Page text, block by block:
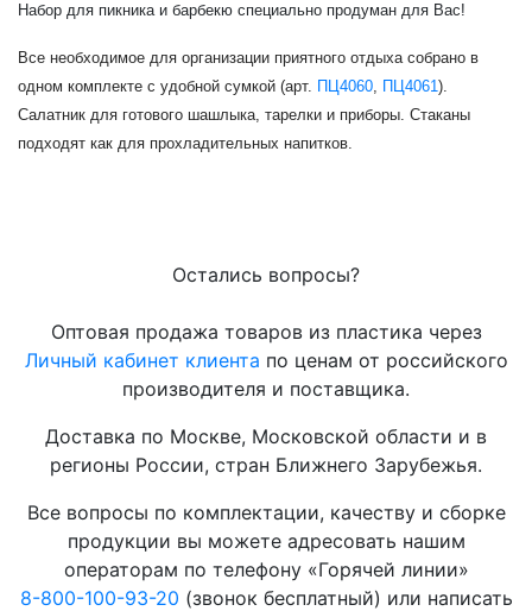
Набор для пикника и барбекю специально продуман для Вас!
Все необходимое для организации приятного отдыха собрано в
одном комплекте с удобной сумкой (арт. ПЦ4060, ПЦ4061).
Салатник для готового шашлыка, тарелки и приборы. Стаканы
подходят как для прохладительных напитков.
Остались вопросы?
Оптовая продажа товаров из пластика через
Личный кабинет клиента по ценам от российского
производителя и поставщика.
Доставка по Москве, Московской области и в
регионы России, стран Ближнего Зарубежья.
Все вопросы по комплектации, качеству и сборке
продукции вы можете адресовать нашим
операторам по телефону «Горячей линии»
8-800-100-93-20 (звонок бесплатный) или написать